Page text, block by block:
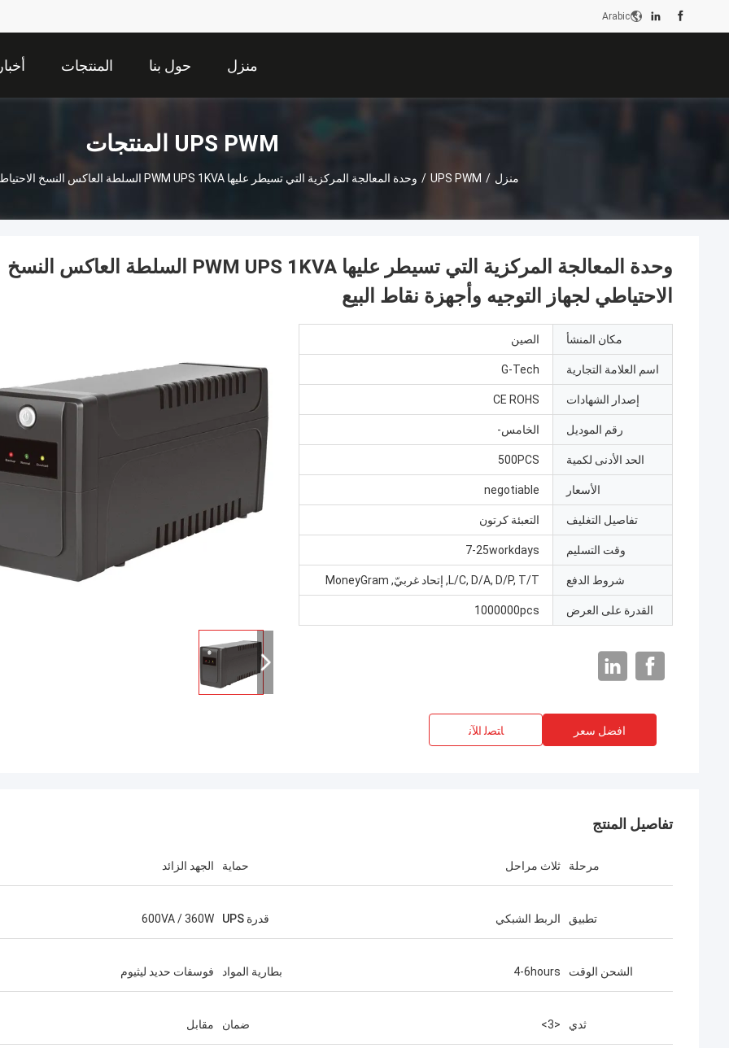
Arabic
منزل حول بنا المنتجات أخبار
UPS PWM المنتجات
منزل /
UPS PWM
/ وحدة المعالجة المركزية التي تسيطر عليها PWM UPS 1KVA السلطة العاكس النسخ الاحتياطي لجهاز التوجيه وأجهزة نقاط البيع
وحدة المعالجة المركزية التي تسيطر عليها PWM UPS 1KVA السلطة العاكس النسخ
الاحتياطي لجهاز التوجيه وأجهزة نقاط البيع
مكان المنشأ الصين
اسم العلامة التجارية G-Tech
إصدار الشهادات CE ROHS
رقم الموديل الخامس-
الحد الأدنى لكمية 500PCS
الأسعار negotiable
تفاصيل التغليف التعبئة كرتون
وقت التسليم 7-25workdays
شروط الدفع L/C, D/A, D/P, T/T, إتحاد غربيّ, MoneyGram
القدرة على العرض 1000000pcs
افضل سعر ﺎﺘﺼﻟ ﺍﻶﻧ
تفاصيل المنتج
مرحلة ثلاث مراحل حماية الجهد الزائد
تطبيق الربط الشبكي قدرة UPS 600VA / 360W
الشحن الوقت 4-6hours بطارية المواد فوسفات حديد ليثيوم
ثدي <3> ضمان مقابل